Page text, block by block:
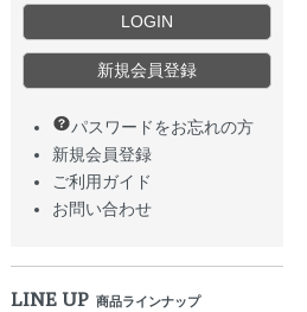
LOGIN
新規会員登録
パスワードをお忘れの方
新規会員登録
ご利用ガイド
お問い合わせ
LINE UP 商品ラインナップ